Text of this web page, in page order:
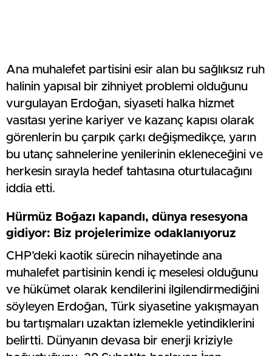
Ana muhalefet partisini esir alan bu sağlıksız ruh
halinin yapısal bir zihniyet problemi olduğunu
vurgulayan Erdoğan, siyaseti halka hizmet
vasıtası yerine kariyer ve kazanç kapısı olarak
görenlerin bu çarpık çarkı değişmedikçe, yarın
bu utanç sahnelerine yenilerinin ekleneceğini ve
herkesin sırayla hedef tahtasına oturtulacağını
iddia etti.
Hürmüz Boğazı kapandı, dünya resesyona
gidiyor: Biz projelerimize odaklanıyoruz
CHP’deki kaotik sürecin nihayetinde ana
muhalefet partisinin kendi iç meselesi olduğunu
ve hükümet olarak kendilerini ilgilendirmediğini
söyleyen Erdoğan, Türk siyasetine yakışmayan
bu tartışmaları uzaktan izlemekle yetindiklerini
belirtti. Dünyanın devasa bir enerji kriziyle